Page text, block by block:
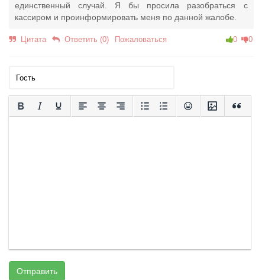
единственный случай. Я бы просила разобраться с
кассиром и проинформировать меня по данной жалобе.
Цитата Ответить (0) Пожаловаться 0 0
Отправить